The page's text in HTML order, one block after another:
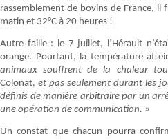
rassemblement de bovins de France, il
matin et 32°C à 20 heures !
Autre faille : le 7 juillet, l’Hérault
orange. Pourtant, la température
animaux souffrent de la chaleur
Colonat, et pas seulement durant les
définis de manière arbitraire par un
une opération de communication. »
Un constat que chacun pourra